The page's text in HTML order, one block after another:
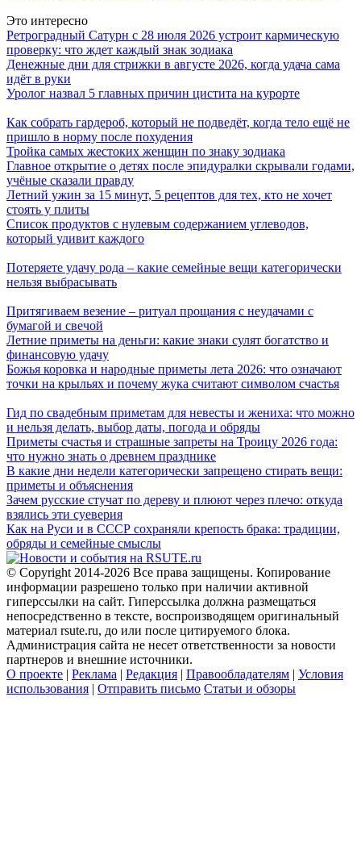
Это интересно
Ретроградный Сатурн с 28 июля 2026 устроит кармическую
проверку: что ждет каждый знак зодиака
Денежные дни для стрижки в августе 2026, когда удача сама
идёт в руки
Уролог назвал 5 главных причин цистита на курорте
Как собрать гардероб, который не подведёт, когда тело ещё не
пришло в норму после похудения
Тройка самых жестоких женщин по знаку зодиака
Главное открытие о детях после эпидуралки скрывали годами,
учёные сказали правду
Летний ужин за 15 минут, 5 рецептов для тех, кто не хочет
стоять у плиты
Список продуктов с нулевым содержанием углеводов,
который удивит каждого
Потеряете удачу рода – какие семейные вещи категорически
нельзя выбрасывать
Притягиваем везение – ритуал прощания с неудачами с
бумагой и свечой
Летние приметы на деньги: какие знаки сулят богатство и
финансовую удачу
Божья коровка и народные приметы лета 2026: что означают
точки на крыльях и почему жука считают символом счастья
Гид по свадебным приметам для невесты и жениха: что можно
и нельзя делать, выбор даты, погода и обряды
Приметы счастья и страшные запреты на Троицу 2026 года:
что нужно знать о древнем празднике
В какие дни недели категорически запрещено стирать вещи:
приметы и объяснения
Зачем русские стучат по дереву и плюют через плечо: откуда
взялись эти суеверия
Как на Руси и в СССР сохраняли крепость брака: традиции,
обряды и семейные смыслы
© Copyright 2014-2026 Все права защищены. Копирование
информации разрешено только при наличии активной
гиперссылки на сайт. Гиперссылка должна размещаться
непосредственно в тексте, воспроизводящем оригинальный
материал rsute.ru, до или после цитируемого блока.
Администрация сайта не несет ответственности за новости
партнеров и внешние источники.
О проекте | Реклама | Редакция | Правообладателям | Условия
использования | Отправить письмо Статьи и обзоры